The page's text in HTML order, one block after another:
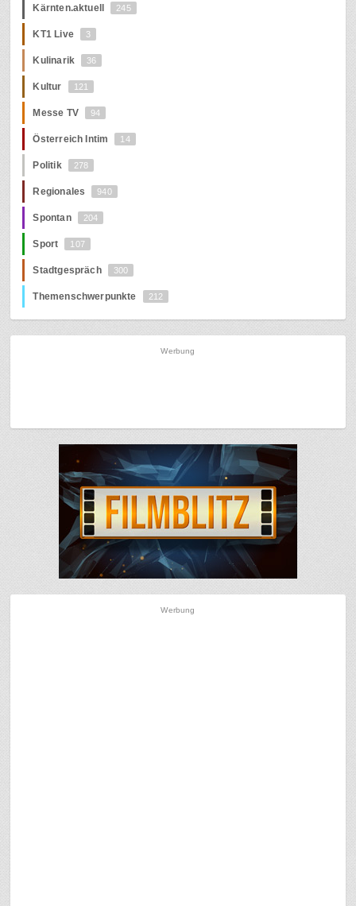
Kärnten.aktuell 245
KT1 Live 3
Kulinarik 36
Kultur 121
Messe TV 94
Österreich Intim 14
Politik 278
Regionales 940
Spontan 204
Sport 107
Stadtgespräch 300
Themenschwerpunkte 212
Werbung
Werbung